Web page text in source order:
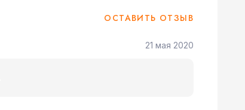
ОСТАВИТЬ ОТЗЫВ
21 мая 2020